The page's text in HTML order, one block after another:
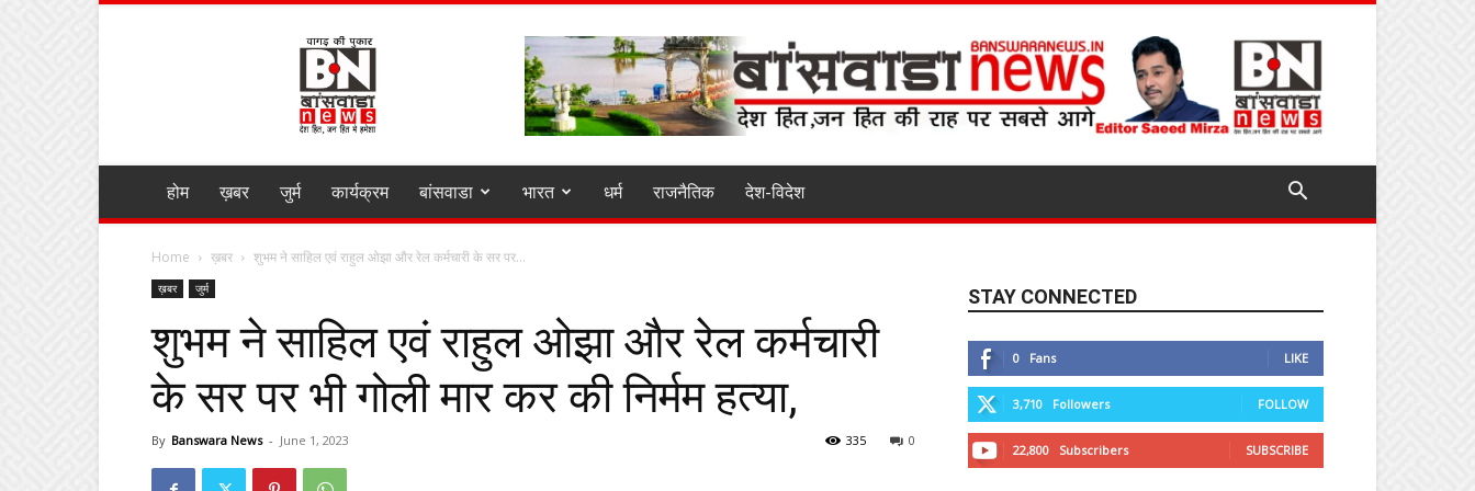
BANSWARA
NEWS
MIRZA
होम ख़बर जुर्म कार्यक्रम बांसवाडा भारत धर्म राजनैतिक देश-विदेश
Home ख़बर शुभम ने साहिल एवं राहुल ओझा और रेल कर्मचारी के सर पर...
ख़बर जुर्म
शुभम ने साहिल एवं राहुल ओझा और रेल कर्मचारी
के सर पर भी गोली मार कर की निर्मम हत्या,
By Banswara News - June 1, 2023 0
335
STAY CONNECTED
0 Fans LIKE
3,710 Followers FOLLOW
22,800 Subscribers SUBSCRIBE